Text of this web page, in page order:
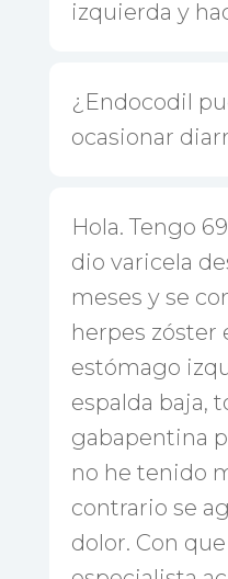
izquierda y
¿Endocodil
ocasionar
Hola. Tengo
dio varicela
meses y se
herpes zóster
estómago
espalda baja,
gabapentina
no he tenido
contrario se
dolor. Con